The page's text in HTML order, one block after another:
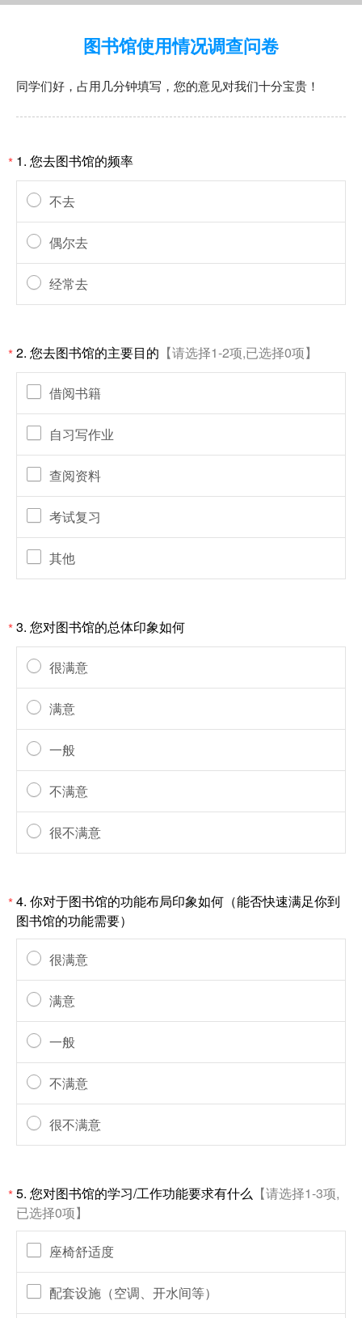
图书馆使用情况调查问卷
同学们好，占用几分钟填写，您的意见对我们十分宝贵！
* 1. 您去图书馆的频率
不去
偶尔去
经常去
*2. 您去图书馆的主要目的 【请选择1-2项,已选择0项】
借阅书籍
自习写作业
查阅资料
考试复习
其他
*3. 您对图书馆的总体印象如何
很满意
满意
一般
不满意
很不满意
*4. 你对于图书馆的功能布局印象如何（能否快速满足你到
图书馆的功能需要）
很满意
满意
一般
不满意
很不满意
*5. 您对图书馆的学习/工作功能要求有什么 【请选择1-3项,
已选择0项】
座椅舒适度
配套设施（空调、开水间等）